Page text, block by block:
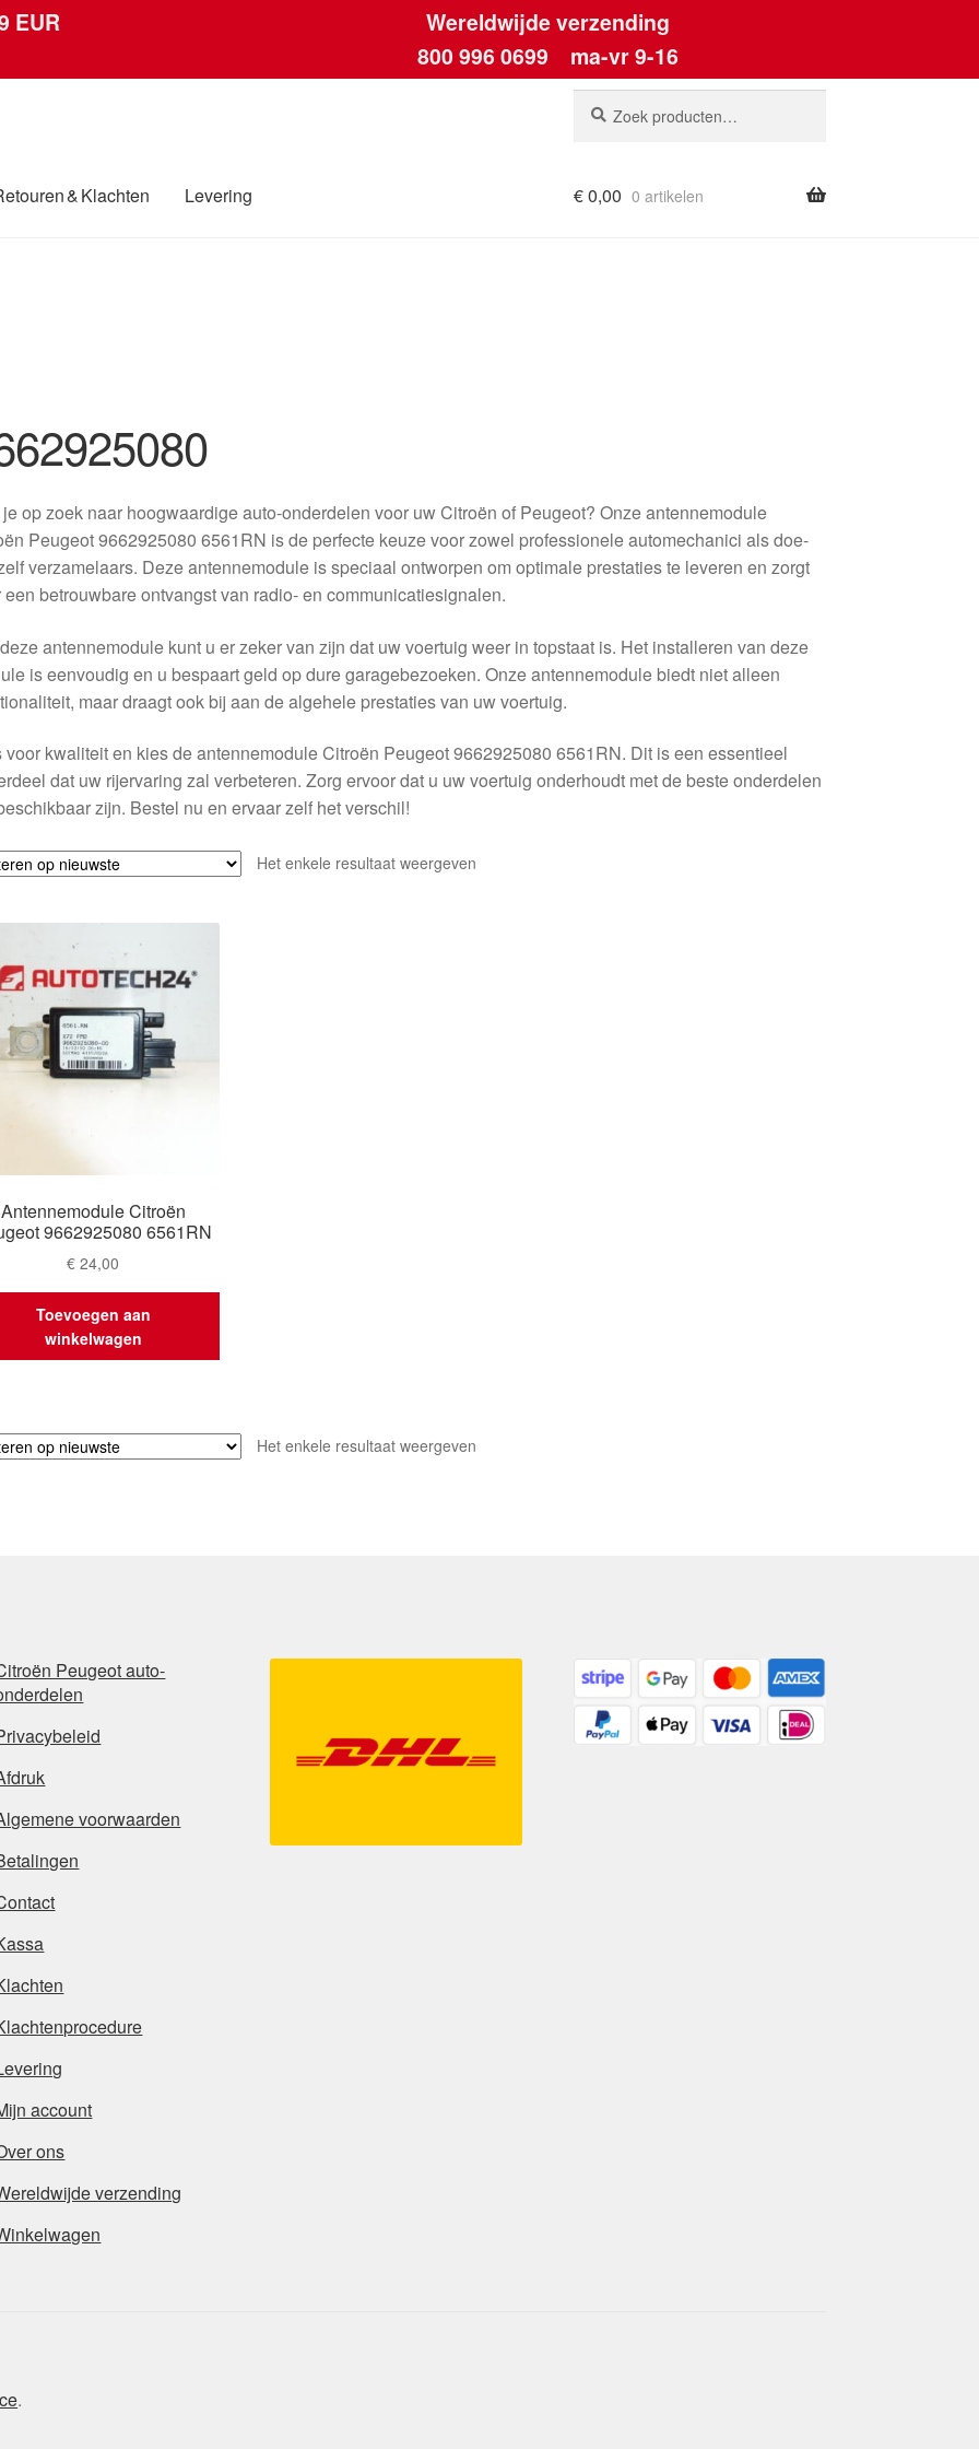
EUR
Wereldwijde verzending
800 996 0699 ma-vr 9-16
naar:
& Klachten Levering €0,00 0 artikelen
op zoek naar hoogwaardige auto-onderdelen voor uw Citroën of Peugeot? Onze antennemodule
Peugeot 9662925080 6561RN is de perfecte keuze voor zowel professionele automechanici als doe-
verzamelaars. Deze antennemodule is speciaal ontworpen om optimale prestaties te leveren en zorgt
een betrouwbare ontvangst van radio- en communicatiesignalen.
antennemodule kunt u er zeker van zijn dat uw voertuig weer in topstaat is. Het installeren van deze
is eenvoudig en u bespaart geld op dure garagebezoeken. Onze antennemodule biedt niet alleen
maar draagt ook bij aan de algehele prestaties van uw voertuig.
voor kwaliteit en kies de antennemodule Citroën Peugeot 9662925080 6561RN. Dit is een essentieel
dat uw rijervaring zal verbeteren. Zorg ervoor dat u uw voertuig onderhoudt met de beste onderdelen
zijn. Bestel nu en ervaar zelf het verschil!
Het enkele resultaat weergeven
Antennemodule Citroën
9662925080 6561RN
€ 24,00
Toevoegen aan
winkelwagen
Het enkele resultaat weergeven
Peugeot auto-
voorwaarden
account
ons
verzending
.